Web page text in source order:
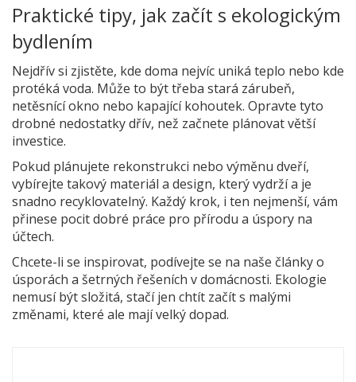
Praktické tipy, jak začít s ekologickým
bydlením
Nejdřív si zjistěte, kde doma nejvíc uniká teplo nebo kde
protéká voda. Může to být třeba stará zárubeň,
netěsnící okno nebo kapající kohoutek. Opravte tyto
drobné nedostatky dřív, než začnete plánovat větší
investice.
Pokud plánujete rekonstrukci nebo výměnu dveří,
vybírejte takový materiál a design, který vydrží a je
snadno recyklovatelný. Každý krok, i ten nejmenší, vám
přinese pocit dobré práce pro přírodu a úspory na
účtech.
Chcete-li se inspirovat, podívejte se na naše články o
úsporách a šetrných řešeních v domácnosti. Ekologie
nemusí být složitá, stačí jen chtít začít s malými
změnami, které ale mají velký dopad.